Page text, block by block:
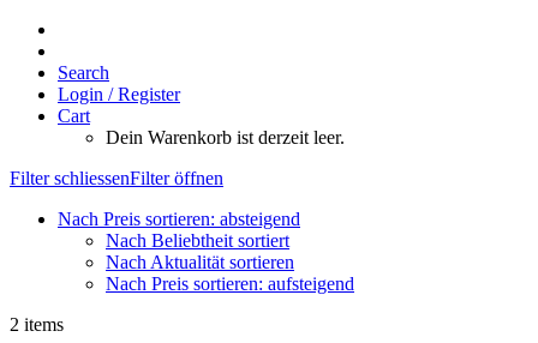
Search
Login / Register
Cart
Dein Warenkorb ist derzeit leer.
Filter schliessenFilter öffnen
Nach Preis sortieren: absteigend
Nach Beliebtheit sortiert
Nach Aktualität sortieren
Nach Preis sortieren: aufsteigend
2 items